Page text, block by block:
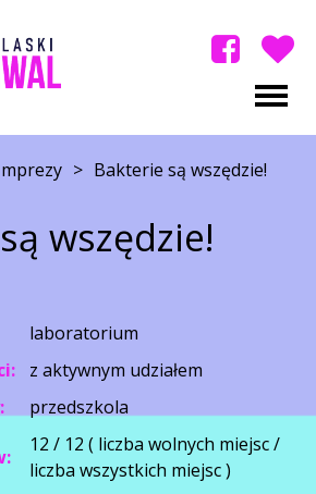
> Bakterie są wszędzie!
wszędzie!
laboratorium
z aktywnym udziałem
przedszkola
12 / 12 ( liczba wolnych miejsc /
liczba wszystkich miejsc )